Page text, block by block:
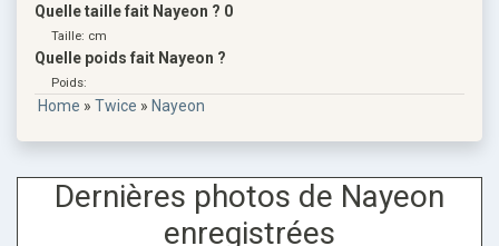
Quelle taille fait Nayeon ? 0
Taille: cm
Quelle poids fait Nayeon ?
Poids:
Home » Twice » Nayeon
Dernières photos de Nayeon
enregistrées